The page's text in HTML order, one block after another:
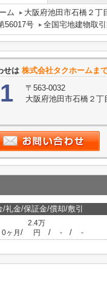
ム
大阪府池田市石橋２丁
56017号
全国宅地建物取
せは 株式会社タクホームま
〒563-0032
大阪府池田市石橋２
/礼金/保証金/償却/敷引
0ヶ月 /
2.4万
円
/ - / -